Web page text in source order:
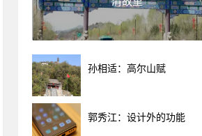
孙相适：高尔山赋
郭秀江：设计外的功能